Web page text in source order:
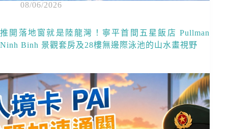
08/06/2026
推開落地窗就是陸龍灣！寧平首間五星飯店 Pullman
Ninh Binh 景觀套房及28樓無邊際泳池的山水畫視野